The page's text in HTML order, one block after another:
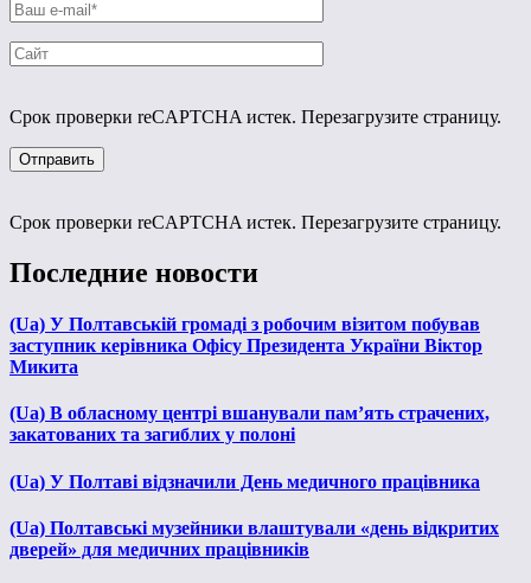
Срок проверки reCAPTCHA истек. Перезагрузите страницу.
Срок проверки reCAPTCHA истек. Перезагрузите страницу.
Последние новости
(Ua) У Полтавській громаді з робочим візитом побував
заступник керівника Офісу Президента України Віктор
Микита
(Ua) В обласному центрі вшанували пам’ять страчених,
закатованих та загиблих у полоні
(Ua) У Полтаві відзначили День медичного працівника
(Ua) Полтавські музейники влаштували «день відкритих
дверей» для медичних працівників